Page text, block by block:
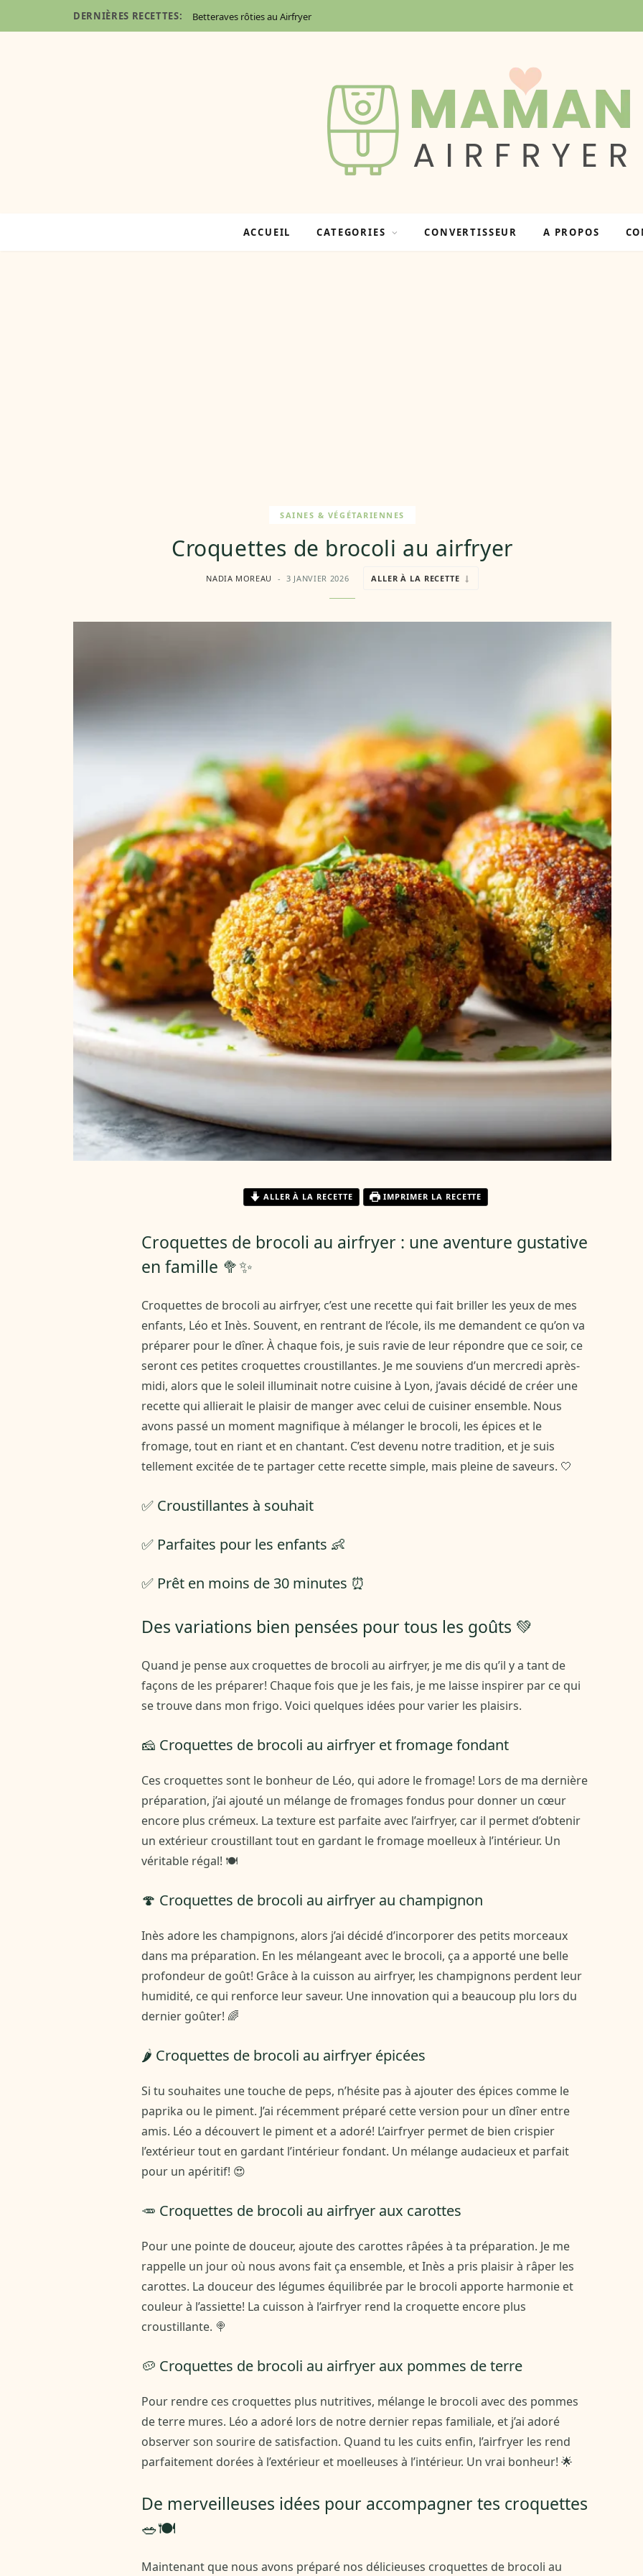
DERNIÈRES RECETTES: Betteraves rôties au Airfryer
ACCUEIL CATEGORIES CONVERTISSEUR A PROPOS
SAINES & VÉGÉTARIENNES
Croquettes de brocoli au airfryer
NADIA MOREAU 3 JANVIER 2026 ALLER À LA RECETTE
ALLER À LA RECETTE IMPRIMER LA RECETTE
Croquettes de brocoli au airfryer : une aventure gustative
en famille 🥦✨
Croquettes de brocoli au airfryer, c’est une recette qui fait briller les yeux de mes
enfants, Léo et Inès. Souvent, en rentrant de l’école, ils me demandent ce qu’on va
préparer pour le dîner. À chaque fois, je suis ravie de leur répondre que ce soir, ce
seront ces petites croquettes croustillantes. Je me souviens d’un mercredi après-
midi, alors que le soleil illuminait notre cuisine à Lyon, j’avais décidé de créer une
recette qui allierait le plaisir de manger avec celui de cuisiner ensemble. Nous
avons passé un moment magnifique à mélanger le brocoli, les épices et le
fromage, tout en riant et en chantant. C’est devenu notre tradition, et je suis
tellement excitée de te partager cette recette simple, mais pleine de saveurs. 🤍
✅ Croustillantes à souhait
✅ Parfaites pour les enfants 👶
✅ Prêt en moins de 30 minutes ⏰
Des variations bien pensées pour tous les goûts 💚
Quand je pense aux croquettes de brocoli au airfryer, je me dis qu’il y a tant de
façons de les préparer! Chaque fois que je les fais, je me laisse inspirer par ce qui
se trouve dans mon frigo. Voici quelques idées pour varier les plaisirs.
🧀 Croquettes de brocoli au airfryer et fromage fondant
Ces croquettes sont le bonheur de Léo, qui adore le fromage! Lors de ma dernière
préparation, j’ai ajouté un mélange de fromages fondus pour donner un cœur
encore plus crémeux. La texture est parfaite avec l’airfryer, car il permet d’obtenir
un extérieur croustillant tout en gardant le fromage moelleux à l’intérieur. Un
véritable régal! 🍽️
🍄 Croquettes de brocoli au airfryer au champignon
Inès adore les champignons, alors j’ai décidé d’incorporer des petits morceaux
dans ma préparation. En les mélangeant avec le brocoli, ça a apporté une belle
profondeur de goût! Grâce à la cuisson au airfryer, les champignons perdent leur
humidité, ce qui renforce leur saveur. Une innovation qui a beaucoup plu lors du
dernier goûter! 🌈
🌶️ Croquettes de brocoli au airfryer épicées
Si tu souhaites une touche de peps, n’hésite pas à ajouter des épices comme le
paprika ou le piment. J’ai récemment préparé cette version pour un dîner entre
amis. Léo a découvert le piment et a adoré! L’airfryer permet de bien crispier
l’extérieur tout en gardant l’intérieur fondant. Un mélange audacieux et parfait
pour un apéritif! 😍
🥕 Croquettes de brocoli au airfryer aux carottes
Pour une pointe de douceur, ajoute des carottes râpées à ta préparation. Je me
rappelle un jour où nous avons fait ça ensemble, et Inès a pris plaisir à râper les
carottes. La douceur des légumes équilibrée par le brocoli apporte harmonie et
couleur à l’assiette! La cuisson à l’airfryer rend la croquette encore plus
croustillante. 🍭
🥔 Croquettes de brocoli au airfryer aux pommes de terre
Pour rendre ces croquettes plus nutritives, mélange le brocoli avec des pommes
de terre mures. Léo a adoré lors de notre dernier repas familiale, et j’ai adoré
observer son sourire de satisfaction. Quand tu les cuits enfin, l’airfryer les rend
parfaitement dorées à l’extérieur et moelleuses à l’intérieur. Un vrai bonheur! 🌟
De merveilleuses idées pour accompagner tes croquettes
🥗🍽️
Maintenant que nous avons préparé nos délicieuses croquettes de brocoli au